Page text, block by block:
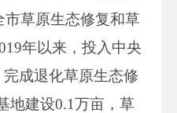
草原生态修复和草
年以来，投入中央
成退化草原生态修
地建设0.1万亩，草